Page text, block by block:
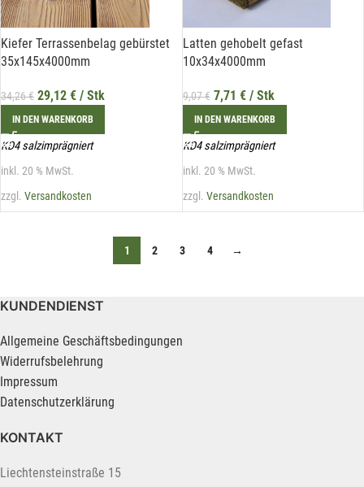
Kiefer Terrassenbelag gebürstet
35x145x4000mm
34,26€ 29,12 € / Stk
IN DEN WARENKORB
KD4 salzimprägniert
inkl. 20 % MwSt.
zzgl. Versandkosten
Latten gehobelt gefast
10x34x4000mm
9,07€ 7,71 €/ Stk
IN DEN WARENKORB
KD4 salzimprägniert
inkl. 20 % MwSt.
zzgl. Versandkosten
1 2 3 4 →
KUNDENDIENST
Allgemeine Geschäftsbedingungen
Widerrufsbelehrung
Impressum
Datenschutzerklärung
KONTAKT
Liechtensteinstraße 15